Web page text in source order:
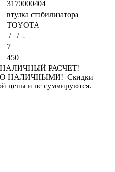
3170000404
втулка стабилизатора
TOYOTA
/ / -
7
450
НАЛИЧНЫЙ РАСЧЕТ!
НАЛИЧНЫМИ! Скидки
цены и не суммируются.